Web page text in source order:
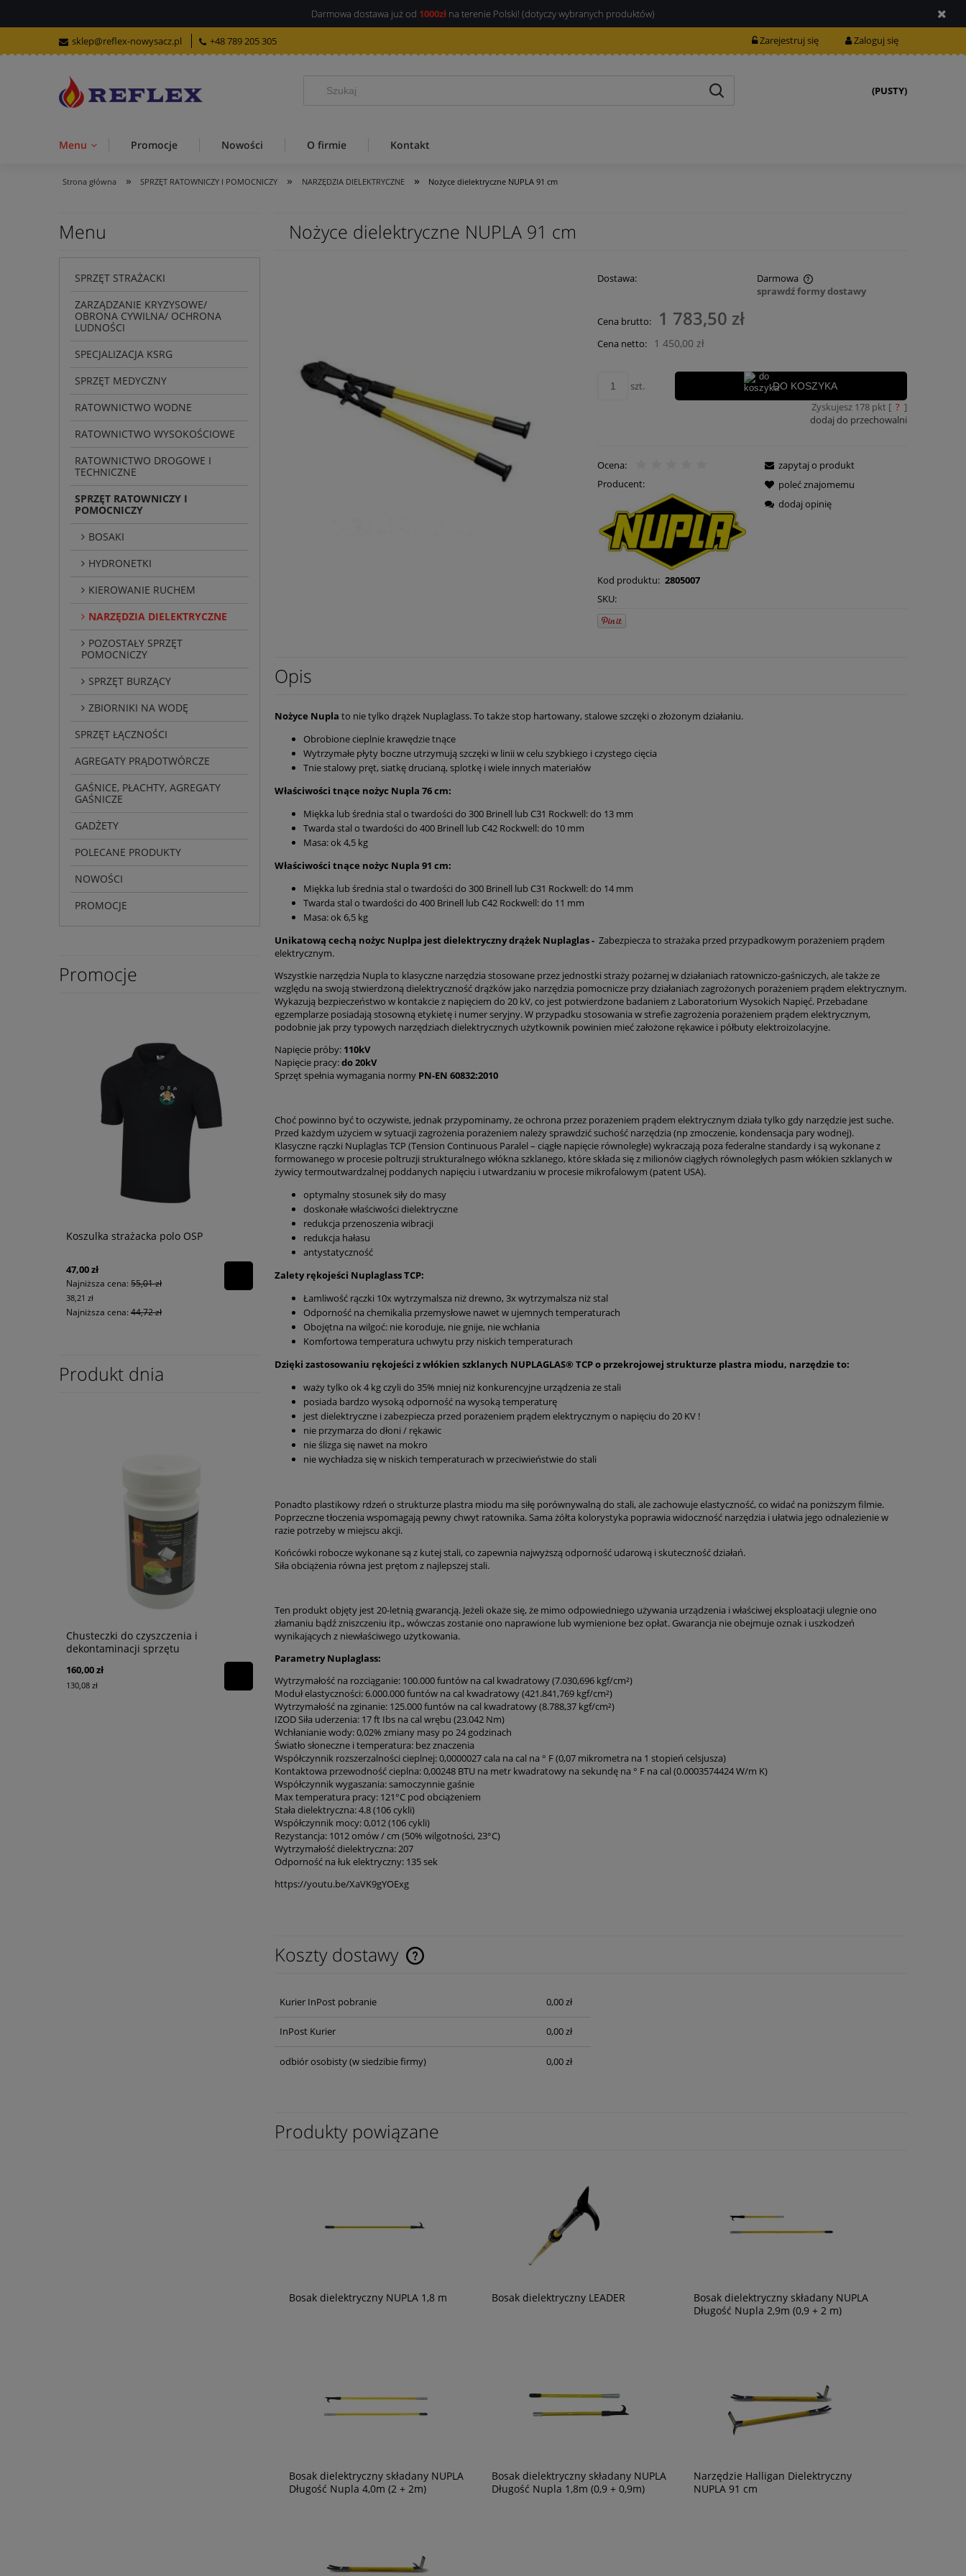
Darmowa dostawa już od 1000zł na terenie Polski! (dotyczy wybranych produktów)
sklep@reflex-nowysacz.pl +48 789 205 305 Zarejestruj się Zaloguj się
(PUSTY)
Menu Promocje Nowości O firmie Kontakt
Strona główna » SPRZĘT RATOWNICZY I POMOCNICZY » NARZĘDZIA DIELEKTRYCZNE » Nożyce dielektryczne NUPLA 91 cm
Menu
SPRZĘT STRAŻACKI
ZARZĄDZANIE KRYZYSOWE/
OBRONA CYWILNA/ OCHRONA
LUDNOŚCI
SPECJALIZACJA KSRG
SPRZĘT MEDYCZNY
RATOWNICTWO WODNE
RATOWNICTWO WYSOKOŚCIOWE
RATOWNICTWO DROGOWE I
TECHNICZNE
SPRZĘT RATOWNICZY I
POMOCNICZY
BOSAKI
HYDRONETKI
KIEROWANIE RUCHEM
NARZĘDZIA DIELEKTRYCZNE
POZOSTAŁY SPRZĘT
POMOCNICZY
SPRZĘT BURZĄCY
ZBIORNIKI NA WODĘ
SPRZĘT ŁĄCZNOŚCI
AGREGATY PRĄDOTWÓRCZE
GAŚNICE, PŁACHTY, AGREGATY
GAŚNICZE
GADŻETY
POLECANE PRODUKTY
NOWOŚCI
PROMOCJE
Promocje
Koszulka strażacka polo OSP
47,00 zł
Najniższa cena: 55,01 zł
38,21 zł
Najniższa cena: 44,72 zł
Produkt dnia
Chusteczki do czyszczenia i
dekontaminacji sprzętu
160,00 zł
130,08 zł
Przegrody na węże pożarnicze
134,96 zł 32,51 zł
Nożyce dielektryczne NUPLA 91 cm
Dostawa: Darmowa
Cena nie zawiera ewentualnych kosztów
płatności
sprawdź formy dostawy
Cena brutto: 1 783,50 zł
Cena netto: 1 450,00 zł
szt. DO KOSZYKA
Zyskujesz 178pkt [ ? ]
dodaj do przechowalni
Ocena:
Producent:
Kod produktu: 2805007
SKU:
zapytaj o produkt
poleć znajomemu
dodaj opinię
Opis
Nożyce Nupla to nie tylko drążek Nuplaglass. To także stop hartowany, stalowe szczęki o złożonym działaniu.
Obrobione cieplnie krawędzie tnące
Wytrzymałe płyty boczne utrzymują szczęki w linii w celu szybkiego i czystego cięcia
Tnie stalowy pręt, siatkę drucianą, splotkę i wiele innych materiałów
Właściwości tnące nożyc Nupla 76 cm:
Miękka lub średnia stal o twardości do 300 Brinell lub C31 Rockwell: do 13 mm
Twarda stal o twardości do 400 Brinell lub C42 Rockwell: do 10 mm
Masa: ok 4,5 kg
Właściwości tnące nożyc Nupla 91 cm:
Miękka lub średnia stal o twardości do 300 Brinell lub C31 Rockwell: do 14 mm
Twarda stal o twardości do 400 Brinell lub C42 Rockwell: do 11 mm
Masa: ok 6,5 kg
Unikatową cechą nożyc Nuplpa jest dielektryczny drążek Nuplaglas - Zabezpiecza to strażaka przed przypadkowym porażeniem prądem
elektrycznym.
Wszystkie narzędzia Nupla to klasyczne narzędzia stosowane przez jednostki straży pożarnej w działaniach ratowniczo-gaśniczych, ale także ze
względu na swoją stwierdzoną dielektryczność drążków jako narzędzia pomocnicze przy działaniach zagrożonych porażeniem prądem elektrycznym.
Wykazują bezpieczeństwo w kontakcie z napięciem do 20 kV, co jest potwierdzone badaniem z Laboratorium Wysokich Napięć. Przebadane
egzemplarze posiadają stosowną etykietę i numer seryjny. W przypadku stosowania w strefie zagrożenia porażeniem prądem elektrycznym,
podobnie jak przy typowych narzędziach dielektrycznych użytkownik powinien mieć założone rękawice i półbuty elektroizolacyjne.
Napięcie próby: 110kV
Napięcie pracy:do 20kV
Sprzęt spełnia wymagania normy PN-EN 60832:2010
Choć powinno być to oczywiste, jednak przypominamy, że ochrona przez porażeniem prądem elektrycznym działa tylko gdy narzędzie jest suche.
Przed każdym użyciem w sytuacji zagrożenia porażeniem należy sprawdzić suchość narzędzia (np zmoczenie, kondensacja pary wodnej).
Klasyczne rączki Nuplaglas TCP (Tension Continuous Paralel – ciągłe napięcie równoległe) wykraczają poza federalne standardy i są wykonane z
formowanego w procesie poltruzji strukturalnego włókna szklanego, które składa się z milionów ciągłych równoległych pasm włókien szklanych w
żywicy termoutwardzalnej poddanych napięciu i utwardzaniu w procesie mikrofalowym (patent USA).
optymalny stosunek siły do masy
doskonałe właściwości dielektryczne
redukcja przenoszenia wibracji
redukcja hałasu
antystatyczność
Zalety rękojeści Nuplaglass TCP:
Łamliwość rączki 10x wytrzymalsza niż drewno, 3x wytrzymalsza niż stal
Odporność na chemikalia przemysłowe nawet w ujemnych temperaturach
Obojętna na wilgoć: nie koroduje, nie gnije, nie wchłania
Komfortowa temperatura uchwytu przy niskich temperaturach
Dzięki zastosowaniu rękojeści z włókien szklanych NUPLAGLAS® TCP o przekrojowej strukturze plastra miodu, narzędzie to:
waży tylko ok 4 kg czyli do 35% mniej niż konkurencyjne urządzenia ze stali
posiada bardzo wysoką odporność na wysoką temperaturę
jest dielektryczne i zabezpiecza przed porażeniem prądem elektrycznym o napięciu do 20 KV !
nie przymarza do dłoni / rękawic
nie ślizga się nawet na mokro
nie wychładza się w niskich temperaturach w przeciwieństwie do stali
Ponadto plastikowy rdzeń o strukturze plastra miodu ma siłę porównywalną do stali, ale zachowuje elastyczność, co widać na poniższym filmie.
Poprzeczne tłoczenia wspomagają pewny chwyt ratownika. Sama żółta kolorystyka poprawia widoczność narzędzia i ułatwia jego odnalezienie w
razie potrzeby w miejscu akcji.
Końcówki robocze wykonane są z kutej stali, co zapewnia najwyższą odporność udarową i skuteczność działań.
Siła obciążenia równa jest prętom z najlepszej stali.
Ten produkt objęty jest 20-letnią gwarancją. Jeżeli okaże się, że mimo odpowiedniego używania urządzenia i właściwej eksploatacji ulegnie ono
złamaniu bądź zniszczeniu itp., wówczas zostanie ono naprawione lub wymienione bez opłat. Gwarancja nie obejmuje oznak i uszkodzeń
wynikających z niewłaściwego użytkowania.
Parametry Nuplaglass:
Wytrzymałość na rozciąganie: 100.000 funtów na cal kwadratowy (7.030,696 kgf/cm²)
Moduł elastyczności: 6.000.000 funtów na cal kwadratowy (421.841,769 kgf/cm²)
Wytrzymałość na zginanie: 125.000 funtów na cal kwadratowy (8.788,37 kgf/cm²)
IZOD Siła uderzenia: 17 ft Ibs na cal wrębu (23.042 Nm)
Wchłanianie wody: 0,02% zmiany masy po 24 godzinach
Światło słoneczne i temperatura: bez znaczenia
Współczynnik rozszerzalności cieplnej: 0,0000027 cala na cal na ° F (0,07 mikrometra na 1 stopień celsjusza)
Kontaktowa przewodność cieplna: 0,00248 BTU na metr kwadratowy na sekundę na ° F na cal (0.0003574424 W/m K)
Współczynnik wygaszania: samoczynnie gaśnie
Max temperatura pracy: 121°C pod obciążeniem
Stała dielektryczna: 4.8 (106 cykli)
Współczynnik mocy: 0,012 (106 cykli)
Rezystancja: 1012 omów / cm (50% wilgotności, 23°C)
Wytrzymałość dielektryczna: 207
Odporność na łuk elektryczny: 135 sek
https://youtu.be/XaVK9gYOExg
Koszty dostawy
Kurier InPost pobranie 0,00 zł
InPost Kurier 0,00 zł
odbiór osobisty(w siedzibie firmy) 0,00 zł
Produkty powiązane
Bosak dielektryczny NUPLA 1,8 m Bosak dielektryczny LEADER
Bosak dielektryczny składany NUPLA
Długość Nupla 2,9m (0,9 + 2 m)
Bosak dielektryczny składany NUPLA
Długość Nupla 4,0m (2 + 2m)
Bosak dielektryczny składany NUPLA
Długość Nupla 1,8m (0,9 + 0,9m)
Narzędzie Halligan Dielektryczny
NUPLA 91 cm